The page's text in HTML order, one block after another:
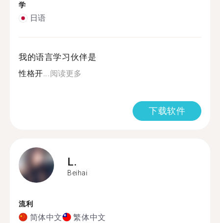
学
日语
我的语言学习伙伴是
性格开...阅读更多
下载软件
L.
Beihai
流利
简体中文 繁体中文